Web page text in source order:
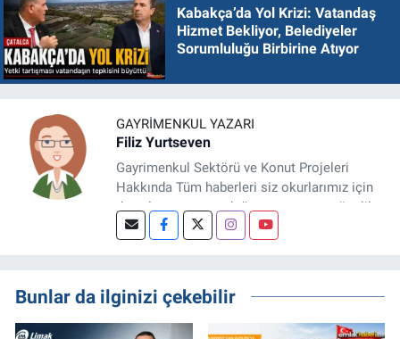
Kabakça’da Yol Krizi: Vatandaş
Hizmet Bekliyor, Belediyeler
Sorumluluğu Birbirine Atıyor
GAYRIMENKUL YAZARI
Filiz Yurtseven
Gayrimenkul Sektörü ve Konut Projeleri
Hakkında Tüm haberleri siz okurlarımız için
detaylıca araştırıp doğru ve yatırıma yönelik
bilgileri sizlerle paylaşan bir haber
Bunlar da ilginizi çekebilir